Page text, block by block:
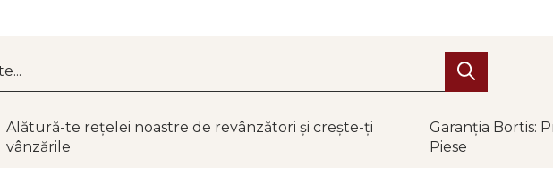
Alătură-te rețelei noastre de revânzători și crește-ți
vânzările
Garanția Bortis:
Piese